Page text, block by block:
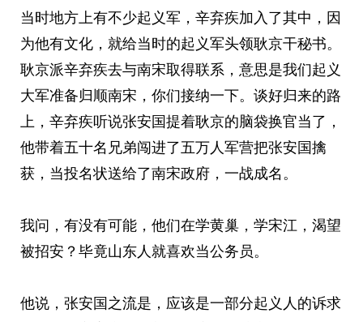
当时地方上有不少起义军，辛弃疾加入了其中，因
为他有文化，就给当时的起义军头领耿京干秘书。
耿京派辛弃疾去与南宋取得联系，意思是我们起义
大军准备归顺南宋，你们接纳一下。谈好归来的路
上，辛弃疾听说张安国提着耿京的脑袋换官当了，
他带着五十名兄弟闯进了五万人军营把张安国擒
获，当投名状送给了南宋政府，一战成名。
我问，有没有可能，他们在学黄巢，学宋江，渴望
被招安？毕竟山东人就喜欢当公务员。
他说，张安国之流是，应该是一部分起义人的诉求